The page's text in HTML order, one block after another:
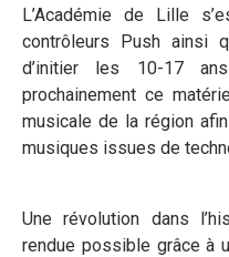
L’Académie de Lille
contrôleurs Push ainsi
d’initier les 10-17
prochainement ce
musicale de la région
musiques issues de
Une révolution dans
rendue possible grâce à